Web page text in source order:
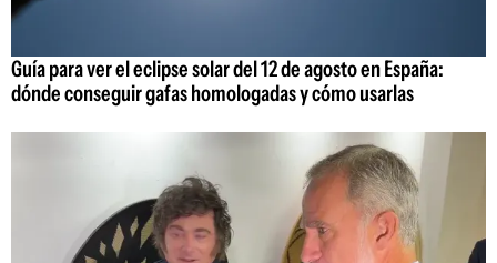
Guía para ver el eclipse solar del 12 de agosto en España:
dónde conseguir gafas homologadas y cómo usarlas